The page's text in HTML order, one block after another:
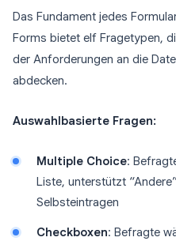
Das Fundament jedes
Forms bietet elf Fragetypen,
der Anforderungen an die
abdecken.
Auswahlbasierte Fragen:
Multiple Choice:
Liste, unterstützt
Selbsteintragen
Checkboxen: Befragte